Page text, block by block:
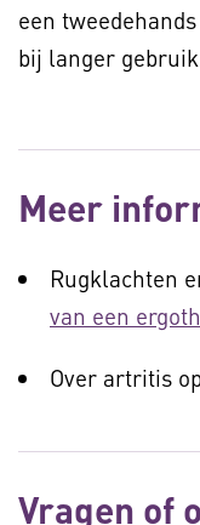
een
bij langer
Meer
Rugklachten
van een
Over artritis op
Vragen of